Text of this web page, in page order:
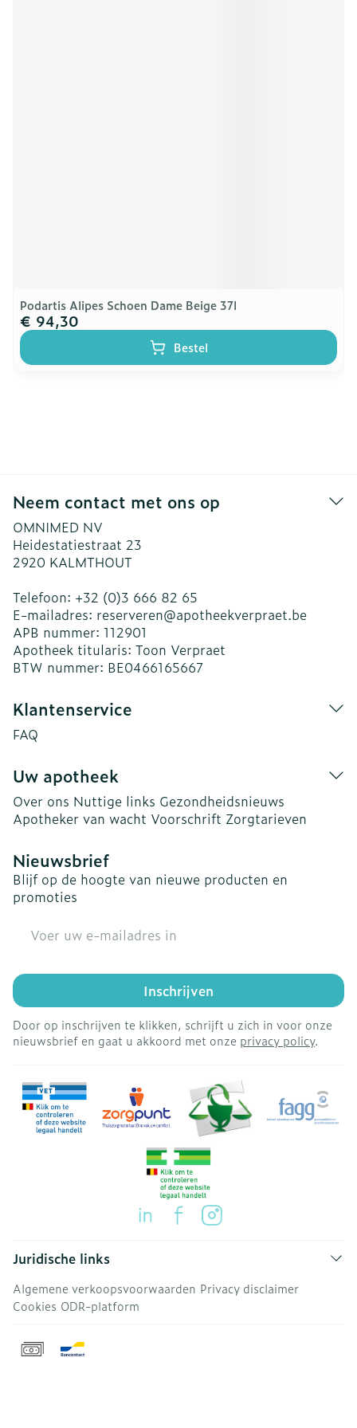
Podartis Alipes Schoen Dame Beige 37l
€ 94,30
Bestel
Neem contact met ons op
OMNIMED NV
Heidestatiestraat 23
2920 KALMTHOUT
Telefoon: +32 (0)3 666 82 65
E-mailadres: reserveren@apotheekverpraet.be
APB nummer: 112901
Apotheek titularis: Toon Verpraet
BTW nummer: BE0466165667
Klantenservice
FAQ
Uw apotheek
Over ons Nuttige links Gezondheidsnieuws
Apotheker van wacht Voorschrift Zorgtarieven
Nieuwsbrief
Blijf op de hoogte van nieuwe producten en
promoties
Inschrijven
Door op inschrijven te klikken, schrijft u zich in voor onze
nieuwsbrief en gaat u akkoord met onze privacy policy.
Juridische links
Algemene verkoopsvoorwaarden Privacy disclaimer
Cookies ODR-platform